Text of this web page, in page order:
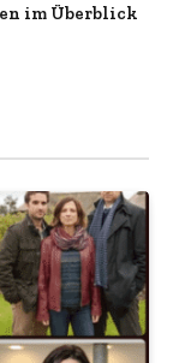
im Überblick